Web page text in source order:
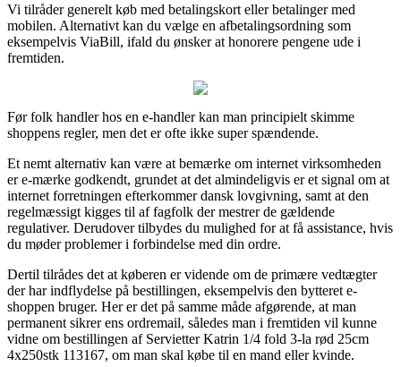
Vi tilråder generelt køb med betalingskort eller betalinger med
mobilen. Alternativt kan du vælge en afbetalingsordning som
eksempelvis ViaBill, ifald du ønsker at honorere pengene ude i
fremtiden.
Før folk handler hos en e-handler kan man principielt skimme
shoppens regler, men det er ofte ikke super spændende.
Et nemt alternativ kan være at bemærke om internet virksomheden
er e-mærke godkendt, grundet at det almindeligvis er et signal om at
internet forretningen efterkommer dansk lovgivning, samt at den
regelmæssigt kigges til af fagfolk der mestrer de gældende
regulativer. Derudover tilbydes du mulighed for at få assistance, hvis
du møder problemer i forbindelse med din ordre.
Dertil tilrådes det at køberen er vidende om de primære vedtægter
der har indflydelse på bestillingen, eksempelvis den bytteret e-
shoppen bruger. Her er det på samme måde afgørende, at man
permanent sikrer ens ordremail, således man i fremtiden vil kunne
vidne om bestillingen af Servietter Katrin 1/4 fold 3-la rød 25cm
4x250stk 113167, om man skal købe til en mand eller kvinde.